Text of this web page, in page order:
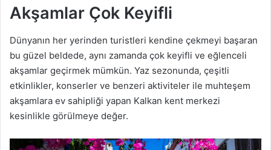
Akşamlar Çok Keyifli
Dünyanın her yerinden turistleri kendine çekmeyi başaran
bu güzel beldede, aynı zamanda çok keyifli ve eğlenceli
akşamlar geçirmek mümkün. Yaz sezonunda, çeşitli
etkinlikler, konserler ve benzeri aktiviteler ile muhteşem
akşamlara ev sahipliği yapan Kalkan kent merkezi
kesinlikle görülmeye değer.